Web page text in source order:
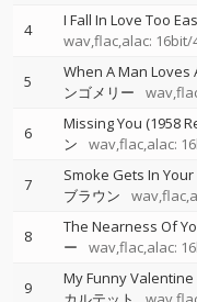
4 I Fall In Love Too
wav,flac,alac: 16bit/
5 When A Man Loves
ンゴメリー
6 Missing You (1958
ン
wav,flac,alac:
7 Smoke Gets In Your
ブラウン
8 The Nearness Of
ー
wav,flac,alac:
9 My Funny Valentine